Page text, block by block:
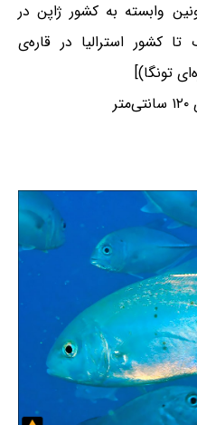
وابسته به کشور ژاپن در
کشور استرالیا در قاره‌ی
تونگا)]